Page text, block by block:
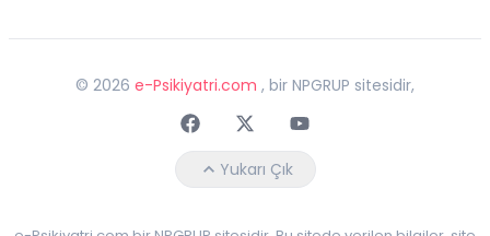
© 2026 e-Psikiyatri.com , bir NPGRUP sitesidir,
FaceebokTwitterYoutube
Yukarı Çık